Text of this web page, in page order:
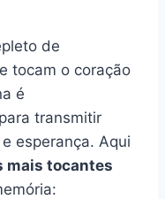
de
tocam o coração
é
transmitir
esperança. Aqui
mais tocantes